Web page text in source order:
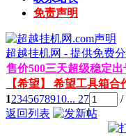
免责声明
超越挂机网 - 提供免费
售价500三天超级稳定
【希望】 希望工具箱合
12345678910... 27 /
返回列表